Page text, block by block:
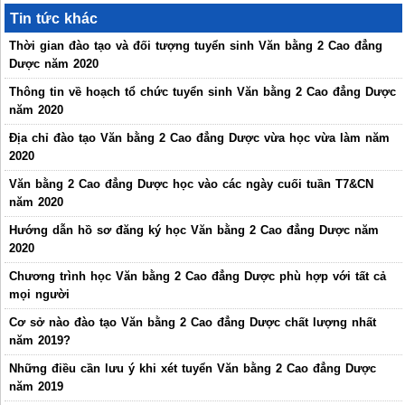
Tin tức khác
Thời gian đào tạo và đối tượng tuyển sinh Văn bằng 2 Cao đẳng
Dược năm 2020
Thông tin về hoạch tổ chức tuyển sinh Văn bằng 2 Cao đẳng Dược
năm 2020
Địa chỉ đào tạo Văn bằng 2 Cao đẳng Dược vừa học vừa làm năm
2020
Văn bằng 2 Cao đẳng Dược học vào các ngày cuối tuần T7&CN
năm 2020
Hướng dẫn hồ sơ đăng ký học Văn bằng 2 Cao đẳng Dược năm
2020
Chương trình học Văn bằng 2 Cao đẳng Dược phù hợp với tất cả
mọi người
Cơ sở nào đào tạo Văn bằng 2 Cao đẳng Dược chất lượng nhất
năm 2019?
Những điều cần lưu ý khi xét tuyển Văn bằng 2 Cao đẳng Dược
năm 2019